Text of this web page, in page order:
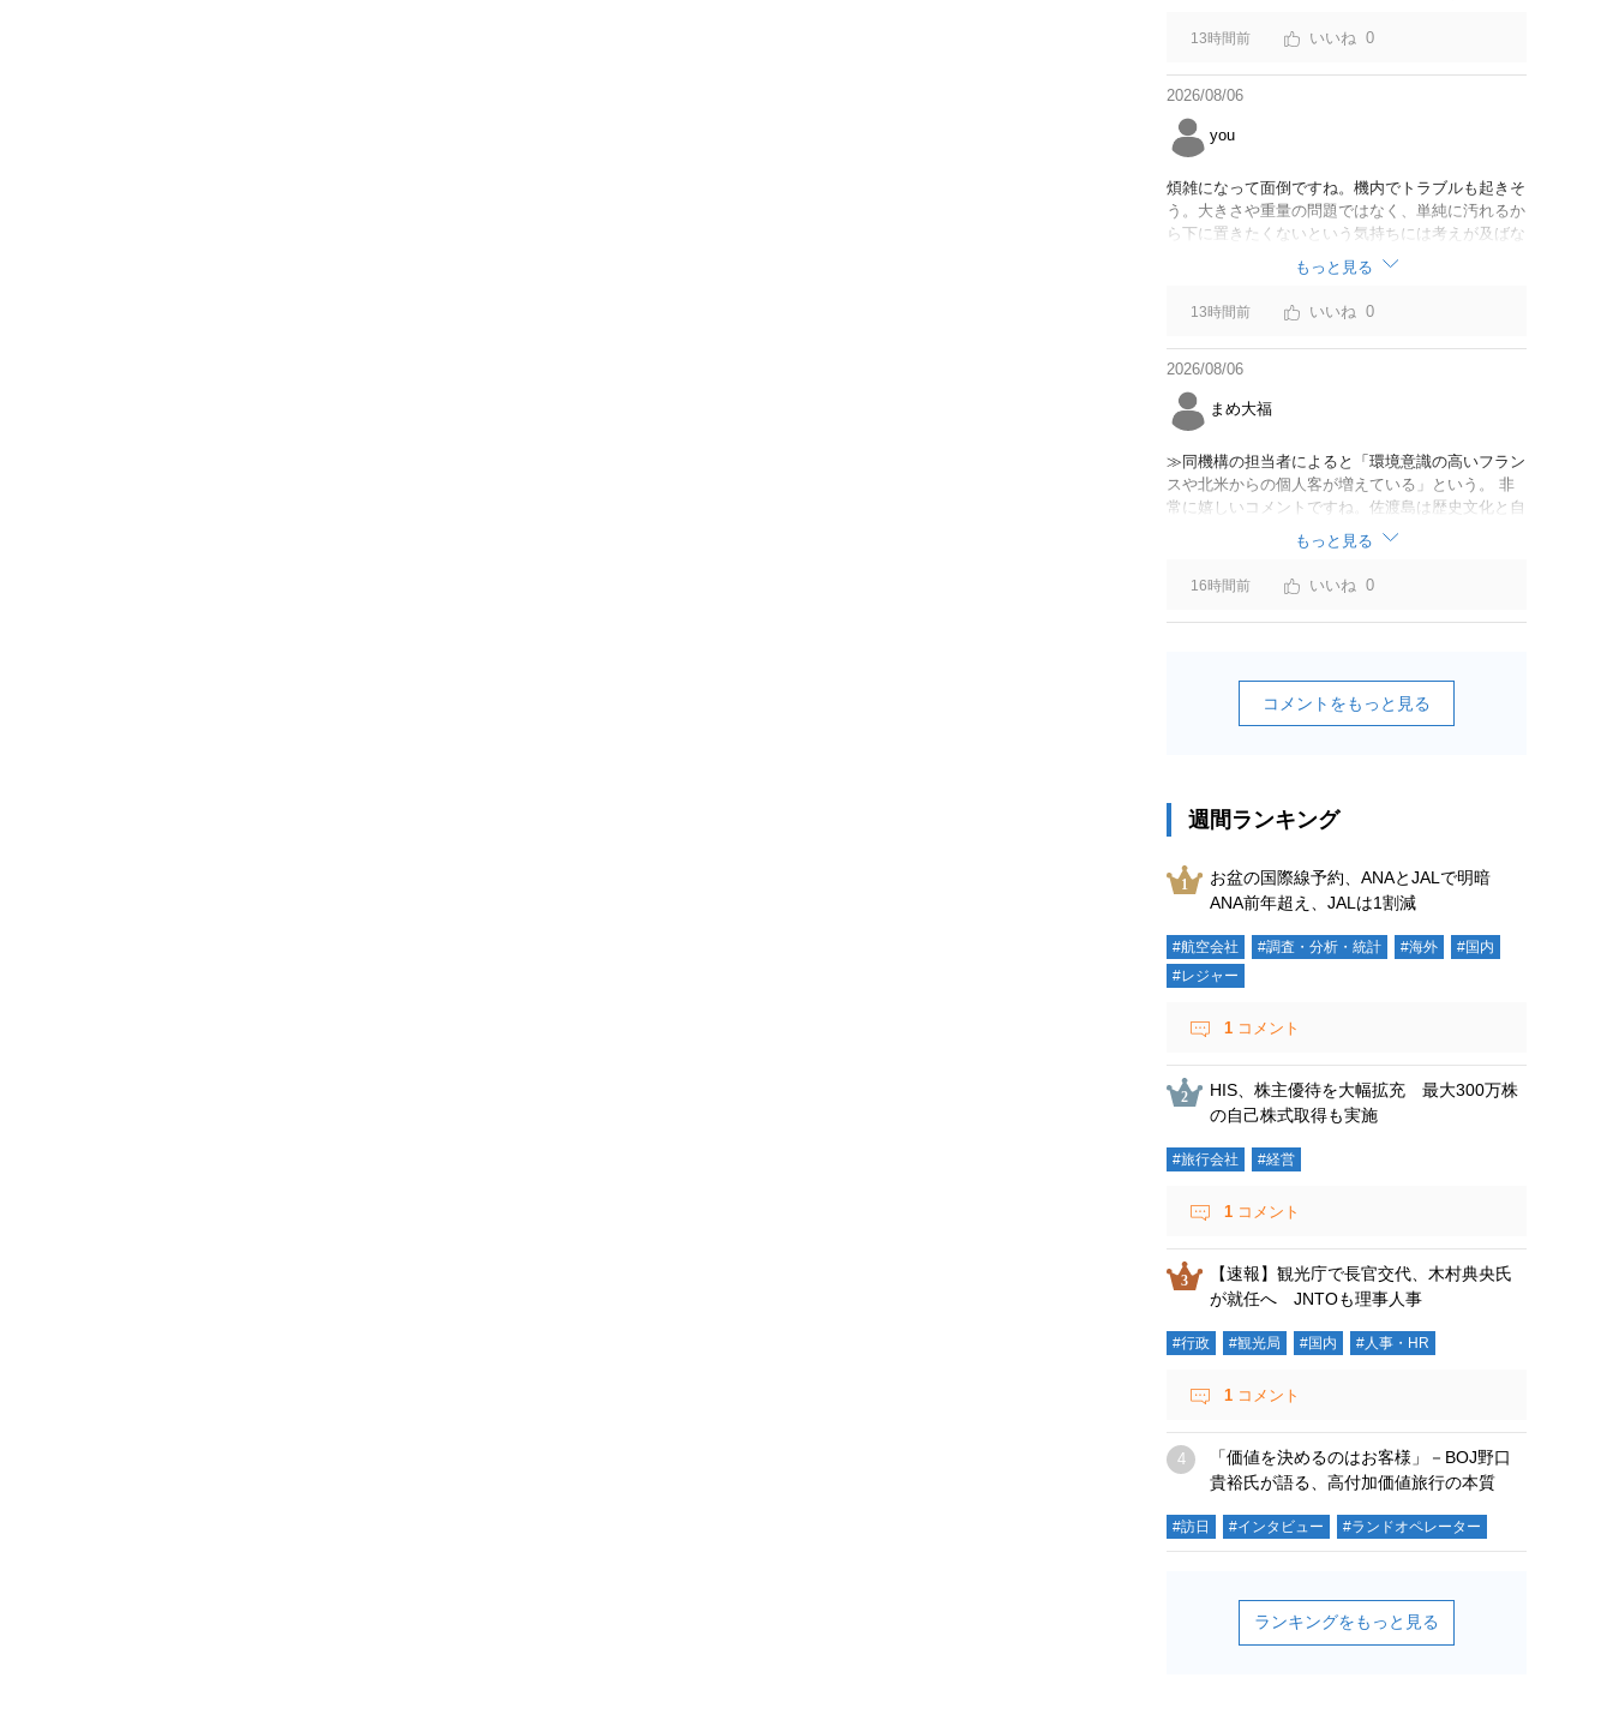
13時間前 0
2026/08/06
you
煩雑になって面倒ですね。機内でトラブルも起きそ
う。大きさや重量の問題ではなく、単純に汚れるか
ら下に置きたくないという気持ちには考えが及ばな
かったのでしょうかね。いっそ、荷物棚を撤去した
座席を作って、座席指定も荷物も含んだプランとす
べて無しで格安プランで分けてもらった方がシンプ
ルで分かりやすいかも。どんどん料金が細分化され
て面倒です。
もっと見る
13時間前 0
2026/08/06
まめ大福
≫同機構の担当者によると「環境意識の高いフラン
スや北米からの個人客が増えている」という。 非
常に嬉しいコメントですね。佐渡島は歴史文化と自
然が相まっての土地となっているので、個人的には
環境意識の低い人は来ないでほしいです。「金がと
れるんじゃないか」と勝手に穴掘ったりしそうな国
の人は来ないでほしいですね。
もっと見る
16時間前 0
コメントをもっと見る
週間ランキング
お盆の国際線予約、ANAとJALで明暗
ANA前年超え、JALは1割減
#航空会社 #調査・分析・統計 #海外
#国内
#レジャー
1 コメント
HIS、株主優待を大幅拡充 最大300万株
の自己株式取得も実施
#旅行会社 #経営
1 コメント
【速報】観光庁で長官交代、木村典央氏
が就任へ JNTOも理事人事
#行政 #観光局 #国内 #人事・HR
1 コメント
「価値を決めるのはお客様」－BOJ野口
貴裕氏が語る、高付加価値旅行の本質
#訪日 #インタビュー #ランドオペレーター